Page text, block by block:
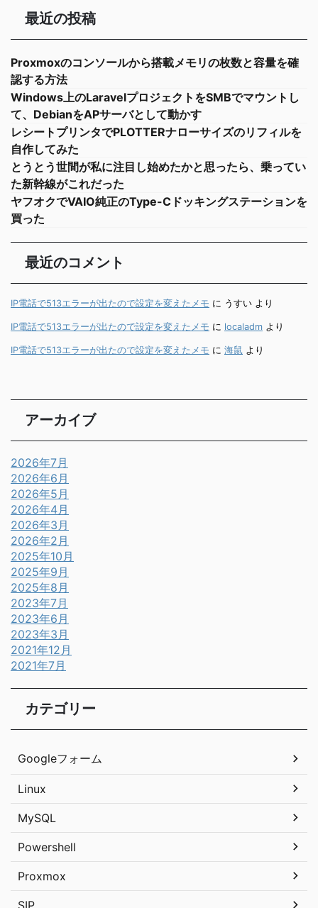
最近の投稿
Proxmoxのコンソールから搭載メモリの枚数と容量を確
認する方法
Windows上のLaravelプロジェクトをSMBでマウントし
て、DebianをAPサーバとして動かす
レシートプリンタでPLOTTERナローサイズのリフィルを
自作してみた
とうとう世間が私に注目し始めたかと思ったら、乗ってい
た新幹線がこれだった
ヤフオクでVAIO純正のType-Cドッキングステーションを
買った
最近のコメント
IP電話で513エラーが出たので設定を変えたメモ に うすい より
IP電話で513エラーが出たので設定を変えたメモ に localadm より
IP電話で513エラーが出たので設定を変えたメモ に 海鼠 より
アーカイブ
2026年7月
2026年6月
2026年5月
2026年4月
2026年3月
2026年2月
2025年10月
2025年9月
2025年8月
2023年7月
2023年6月
2023年3月
2021年12月
2021年7月
カテゴリー
Googleフォーム
Linux
MySQL
Powershell
Proxmox
SIP